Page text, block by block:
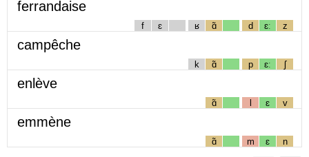
ferrandaise
f ɛ ʁ ɑ̃ d ɛː z
campêche
k ɑ̃ p ɛː ʃ
enlève
ɑ̃ l ɛ v
emmène
ɑ̃ m ɛ n